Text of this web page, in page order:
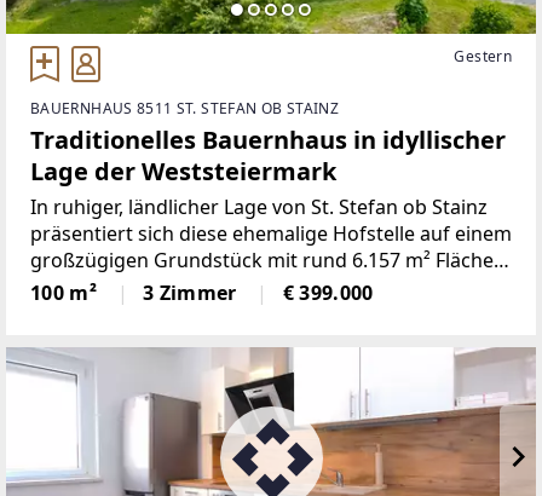
Gestern
BAUERNHAUS 8511 ST. STEFAN OB STAINZ
Traditionelles Bauernhaus in idyllischer
Lage der Weststeiermark
In ruhiger, ländlicher Lage von St. Stefan ob Stainz
präsentiert sich diese ehemalige Hofstelle auf einem
großzügigen Grundstück mit rund 6.157 m² Fläche.
Die Liegenschaft vereint den Charme eines
traditionellen Bauernhauses mit vielfältigen
100 m² 3 Zimmer € 399.000